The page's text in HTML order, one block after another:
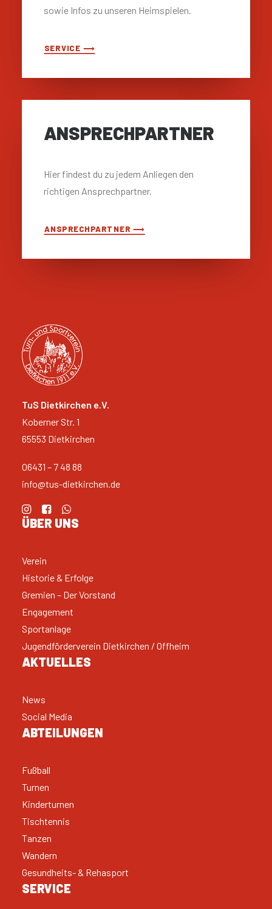
sowie Infos zu unseren Heimspielen.
SERVICE ⟶
ANSPRECH­PARTNER
Hier findest du zu jedem Anliegen den
richtigen Ansprechpartner.
ANSPRECHPARTNER ⟶
TuS Dietkirchen e.V.
Koberner Str. 1
65553 Dietkirchen
06431 – 7 48 88
info@tus-dietkirchen.de
ÜBER UNS
Verein
Historie & Erfolge
Gremien – Der Vorstand
Engagement
Sportanlage
Jugendförderverein Dietkirchen / Offheim
AKTUELLES
News
Social Media
ABTEILUNGEN
Fußball
Turnen
Kinderturnen
Tischtennis
Tanzen
Wandern
Gesundheits- & Rehasport
SERVICE